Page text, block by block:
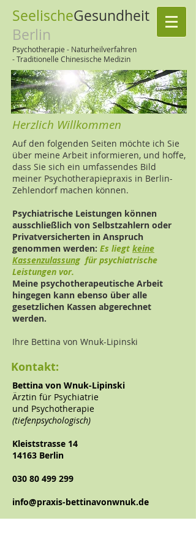
SeelischeGesundheit
Berlin
Psychotherapie - Naturheilverfahren
-Traditionelle Chinesische Medizin
Herzlich Willkommen
Auf den folgenden Seiten möchte ich Sie
über meine Arbeit informieren, und hoffe,
dass Sie sich ein umfassendes Bild
meiner Psychotherapiepraxis in Berlin-
Zehlendorf machen können.
Psychiatrische Leistungen können
ausschließlich von Selbstzahlern oder
Privatversicherten in Anspruch
genommen werden: Es liegt keine
Kassenzulassung für psychiatrische
Leistungen vor.
Meine psychotherapeutische Arbeit
hingegen kann ebenso über alle
gesetzlichen Kassen abgerechnet
werden.
Ihre Bettina von Wnuk-Lipinski
Kontakt:
Bettina von Wnuk-Lipinski
Ärztin für Psychiatrie
und Psychotherapie
(tiefenpsychologisch)
Kleiststrasse 14
14163 Berlin
030 80 499 299
info@praxis-bettinavonwnuk.de